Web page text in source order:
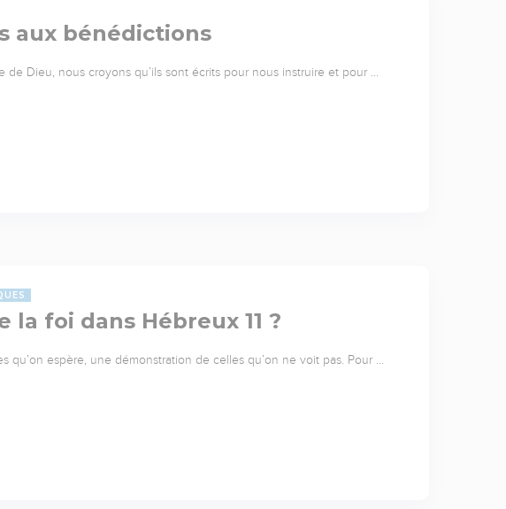
aux bénédictions
de Dieu, nous croyons qu’ils sont écrits pour nous instruire et pour …
la foi dans Hébreux 11 ?
qu’on espère, une démonstration de celles qu’on ne voit pas. Pour …